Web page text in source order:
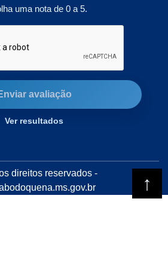
uma nota de 0 a 5.
avaliação
Ver resultados
direitos reservados -